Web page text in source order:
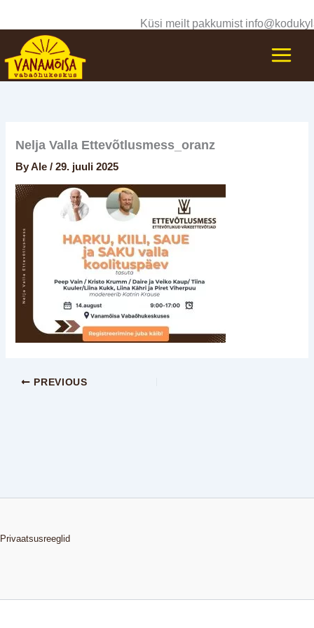
content
Küsi meilt pakkumist
Nelja Valla Ettevõtlusmess_oranz
ByAle/29. juuli 2025
PREVIOUS
Privaatsusreeglid